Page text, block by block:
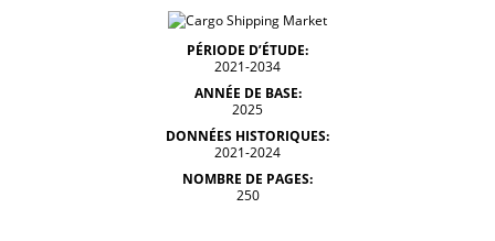
PÉRIODE D’ÉTUDE:
2021-2034
ANNÉE DE BASE:
2025
DONNÉES HISTORIQUES:
2021-2024
NOMBRE DE PAGES:
250